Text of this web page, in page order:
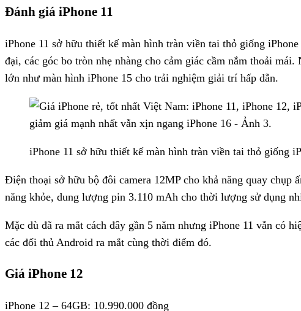
iPhone 11 – 128GB: 9.990.000 đồng
Đánh giá iPhone 11
iPhone 11 sở hữu thiết kế màn hình tràn viền tai thỏ giống iPhone
đại, các góc bo tròn nhẹ nhàng cho cảm giác cầm nắm thoải
lớn như màn hình iPhone 15 cho trải nghiệm giải trí hấp dẫn.
iPhone 11 sở hữu thiết kế màn hình tràn viền tai thỏ giống
năng khỏe, dung lượng pin 3.110 mAh cho thời lượng sử dụng
các đối thủ Android ra mắt cùng thời điểm đó.